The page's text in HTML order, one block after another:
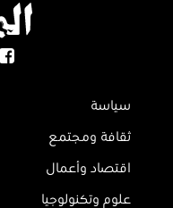
سياسة
ثقافة ومجتمع
اقتصاد وأعمال
علوم وتكنولوجيا